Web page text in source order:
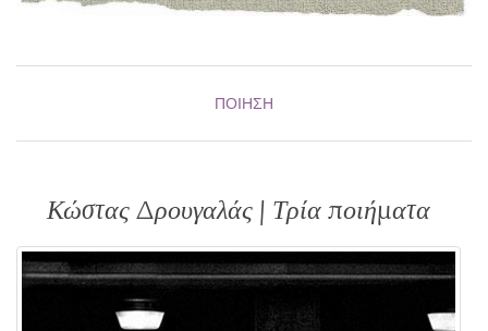
ΠΟΊΗΣΗ
Κώστας Δρουγαλάς | Τρία ποιήματα